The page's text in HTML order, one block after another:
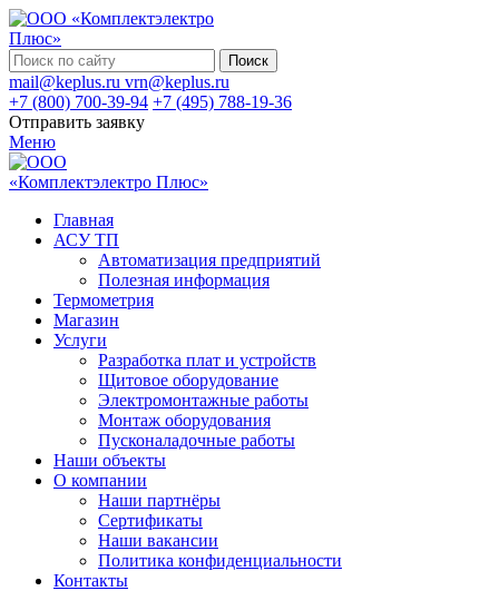
Поиск
mail@keplus.ru vrn@keplus.ru
+7 (800) 700-39-94 +7 (495) 788-19-36
Отправить заявку
Меню
Главная
АСУ ТП
Автоматизация предприятий
Полезная информация
Термометрия
Магазин
Услуги
Разработка плат и устройств
Щитовое оборудование
Электромонтажные работы
Монтаж оборудования
Пусконаладочные работы
Наши объекты
О компании
Наши партнёры
Сертификаты
Наши вакансии
Политика конфиденциальности
Контакты